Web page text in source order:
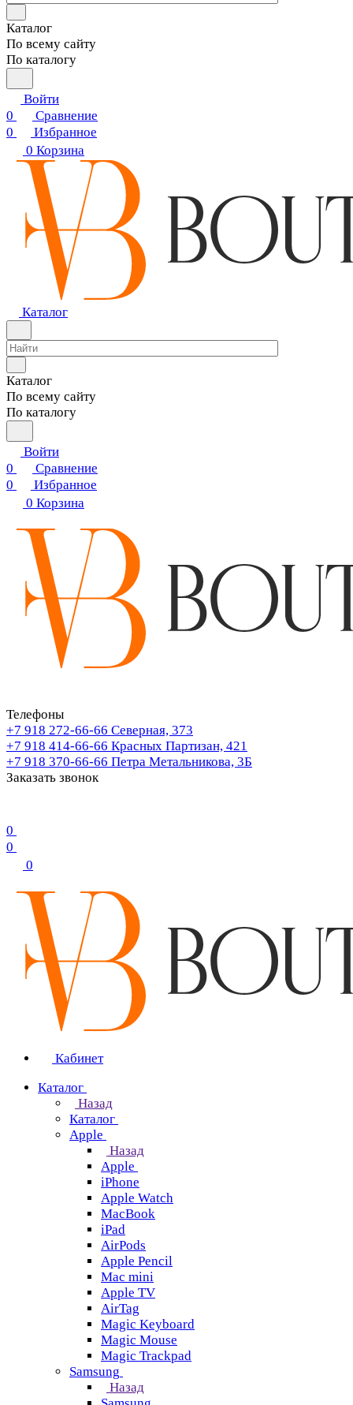
Каталог
По всему сайту
По каталогу
Войти
0
Сравнение
0
Избранное
0 Корзина
Каталог
Каталог
По всему сайту
По каталогу
Войти
0
Сравнение
0
Избранное
0 Корзина
Телефоны
+7 918 272-66-66 Северная, 373
+7 918 414-66-66 Красных Партизан, 421
+7 918 370-66-66 Петра Метальникова, 3Б
Заказать звонок
0
0
0
Кабинет
Каталог
Назад
Каталог
Apple
Назад
Apple
iPhone
Apple Watch
MacBook
iPad
AirPods
Apple Pencil
Mac mini
Apple TV
AirTag
Magic Keyboard
Magic Mouse
Magic Trackpad
Samsung
Назад